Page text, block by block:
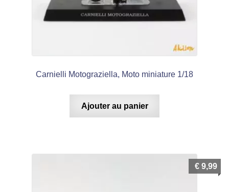
Carnielli Motograziella, Moto miniature 1/18
Ajouter au panier
€ 9,99